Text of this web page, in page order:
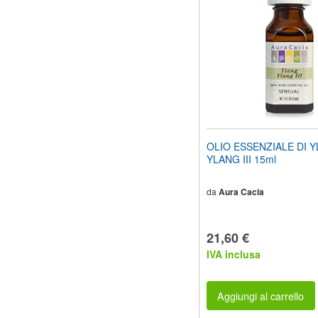
OLIO ESSENZIALE DI
YLANG III 15ml
daAura Cacia
21,60 €
IVA inclusa
Aggiungi al carrello